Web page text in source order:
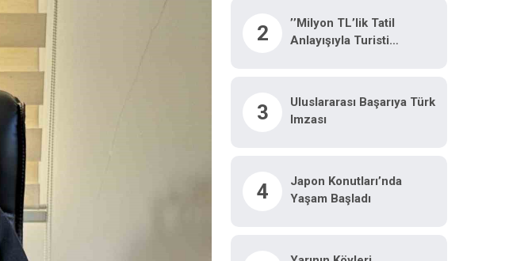
2
’’Milyon TL’lik Tatil
Anlayışıyla Turisti
3
Uluslararası Başarıya Türk
Imzası
4
Japon Konutları’nda
Yaşam Başladı